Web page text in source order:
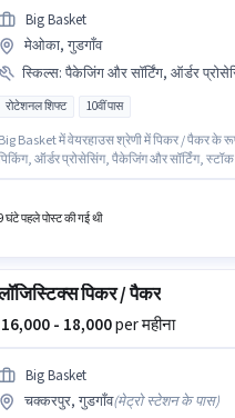
Big Basket
मेओका, गुडगाँव
स्किल्स: पैकेजिंग और सॉर्टिंग, ऑर्डर
रोटेशनल शिफ्ट 10वीं पास
Big Basket में वेयरहाउस श्रेणी में पिकर / पैकर के
ऑर्डर प्रोसेसिंग, पैकेजिंग और सॉर्टिंग, स्टॉक
घंटे पहले पोस्ट की गई थी
पिकर / पैकर
₹ 16,000 - 18,000per महीना
Big Basket
चक्करपुर, गुडगाँव(मेट्रो स्टेशन के पास)